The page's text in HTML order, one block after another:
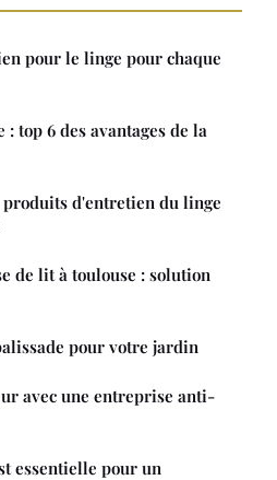
pour le linge pour chaque
top 6 des avantages de la
d'entretien du linge
de lit à toulouse : solution
pour votre jardin
avec une entreprise anti-
essentielle pour un